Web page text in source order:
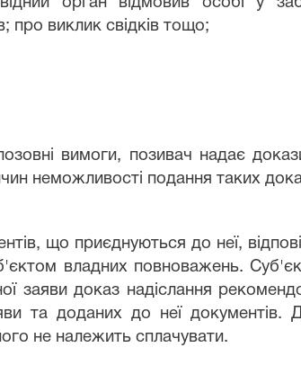
про виклик свідків тощо;
вимоги, позивач надає
неможливості подання таких
що приєднуються до неї,
владних повноважень.
заяви доказ надіслання
та доданих до неї
не належить сплачувати.